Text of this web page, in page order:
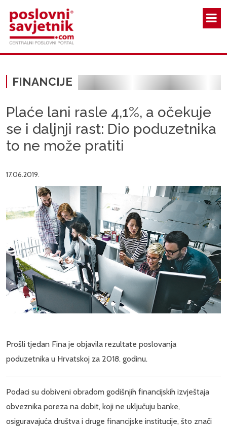
FINANCIJE
Plaće lani rasle 4,1%, a očekuje
se i daljnji rast: Dio poduzetnika
to ne može pratiti
17.06.2019.
Prošli tjedan Fina je objavila rezultate poslovanja
poduzetnika u Hrvatskoj za 2018. godinu.
Podaci su dobiveni obradom godišnjih financijskih izvještaja
obveznika poreza na dobit, koji ne uključuju banke,
osiguravajuća društva i druge financijske institucije, što znači